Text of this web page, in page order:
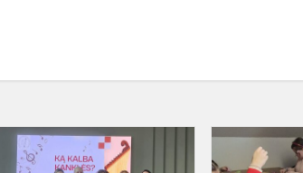
EDUKACIJA
„KĄ